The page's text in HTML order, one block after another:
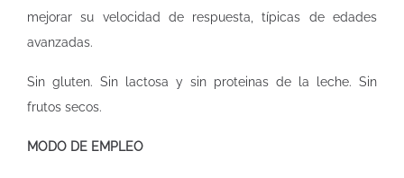
mejorar su velocidad de respuesta, típicas de edades
avanzadas.
Sin gluten. Sin lactosa y sin proteinas de la leche. Sin
frutos secos.
MODO DE EMPLEO